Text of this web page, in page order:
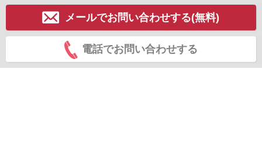
メールでお問い合わせする(無料)
電話でお問い合わせする